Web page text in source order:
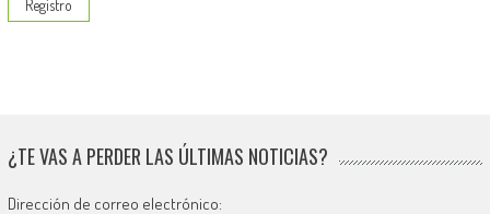
¿TE VAS A PERDER LAS ÚLTIMAS NOTICIAS?
Dirección de correo electrónico: